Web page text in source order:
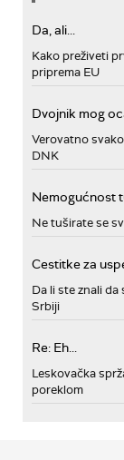
Da, ali...
Kako preživeti
priprema EU
Dvojnik mog
Verovatno
DNK
Nemogućnost
Ne tuširate se
Cestitke za
Da li ste znali
Srbiji
Re: Eh...
Leskovačka
poreklom